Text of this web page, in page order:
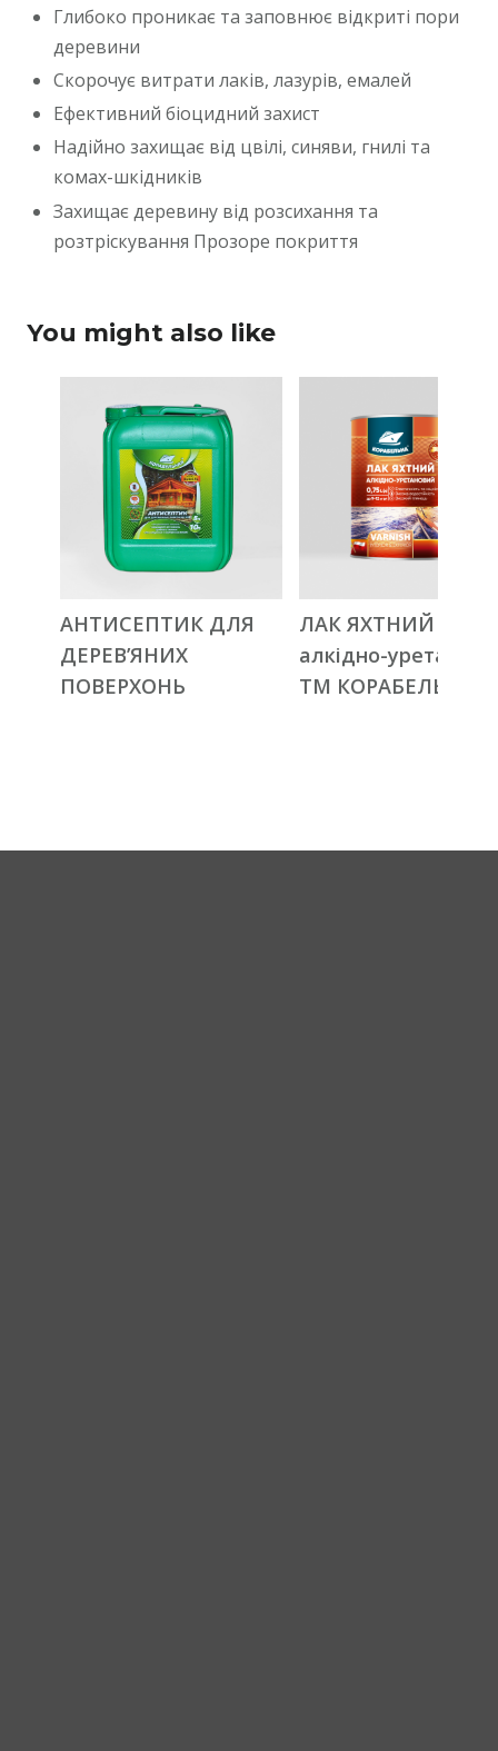
Глибоко проникає та заповнює відкриті пори
деревини
Скорочує витрати лаків, лазурів, емалей
Ефективний біоцидний захист
Надійно захищає від цвілі, синяви, гнилі та
комах-шкідників
Захищає деревину від розсихання та
розтріскування Прозоре покриття
You might also like
АНТИСЕПТИК ДЛЯ
ДЕРЕВ’ЯНИХ
ПОВЕРХОНЬ
ЛАК ЯХТНИЙ
алкідно-
ТМ КОРАБЕЛЬНА